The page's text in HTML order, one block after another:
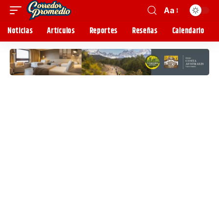
Aa
Noticias Artículos Reportes Reseñas Calendario